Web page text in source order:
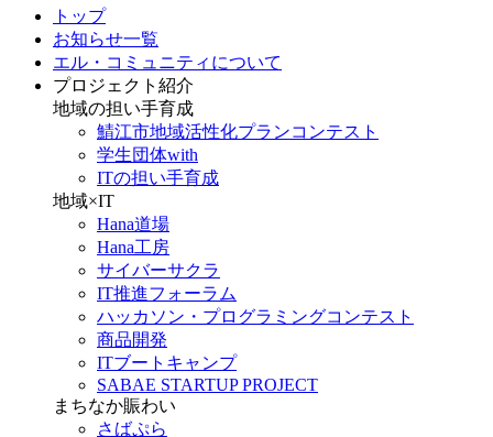
トップ
お知らせ一覧
エル・コミュニティについて
プロジェクト紹介
地域の担い手育成
鯖江市地域活性化プランコンテスト
学生団体with
ITの担い手育成
地域×IT
Hana道場
Hana工房
サイバーサクラ
IT推進フォーラム
ハッカソン・プログラミングコンテスト
商品開発
ITブートキャンプ
SABAE STARTUP PROJECT
まちなか賑わい
さばぷら